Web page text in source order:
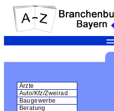
Ärzte
Auto/Kfz/Zweirad
Baugewerbe
Beratung